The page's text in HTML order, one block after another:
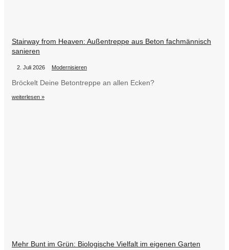
Stairway from Heaven: Außentreppe aus Beton fachmännisch
sanieren
2. Juli 2026 Modernisieren
Bröckelt Deine Betontreppe an allen Ecken?
weiterlesen »
Mehr Bunt im Grün: Biologische Vielfalt im eigenen Garten